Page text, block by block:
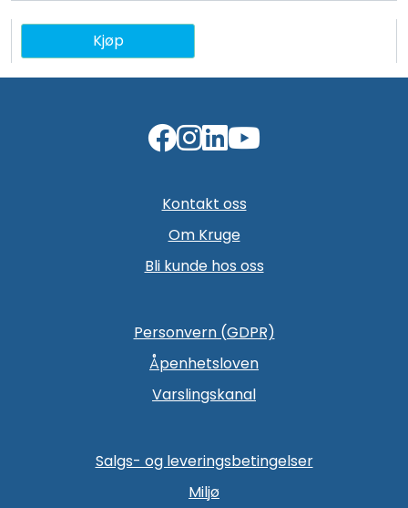
Kjøp
Kontakt oss
Om Kruge
Bli kunde hos oss
Personvern (GDPR)
Åpenhetsloven
Varslingskanal
Salgs- og leveringsbetingelser
Miljø